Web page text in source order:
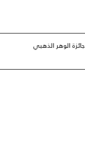
جائزة الوهر الذهبي